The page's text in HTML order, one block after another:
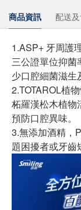
商品資訊 配送
1.ASP+ 牙周護
三公證單位抑菌
少口腔細菌滋生
2.TOTAROL植
柘羅漢松木植物
預防口腔異味。
3.無添加酒精，
題困擾者或牙齒